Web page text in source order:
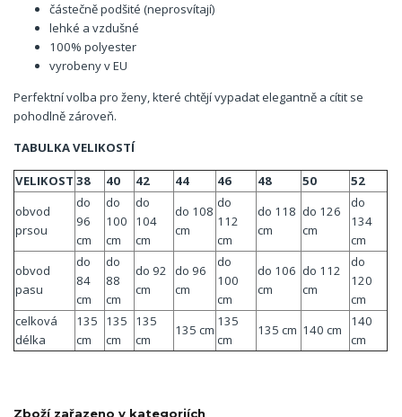
částečně podšité (neprosvítají)
lehké a vzdušné
100% polyester
vyrobeny v EU
Perfektní volba pro ženy, které chtějí vypadat elegantně a cítit se
pohodlně zároveň.
TABULKA VELIKOSTÍ
VELIKOST 38 40 42 44 46 48 50
52
obvod
prsou
do
96
cm
do
100
cm
do
104
cm
do 108
cm
do
112
cm
do 118
cm
do 126
cm
do
134
cm
obvod
pasu
do
84
cm
do
88
cm
do 92
cm
do 96
cm
do
100
cm
do 106
cm
do 112
cm
do
120
cm
celková
délka
135
cm
135
cm
135
cm
135 cm
135
cm
135 cm 140 cm
140
cm
Zboží zařazeno v kategoriích